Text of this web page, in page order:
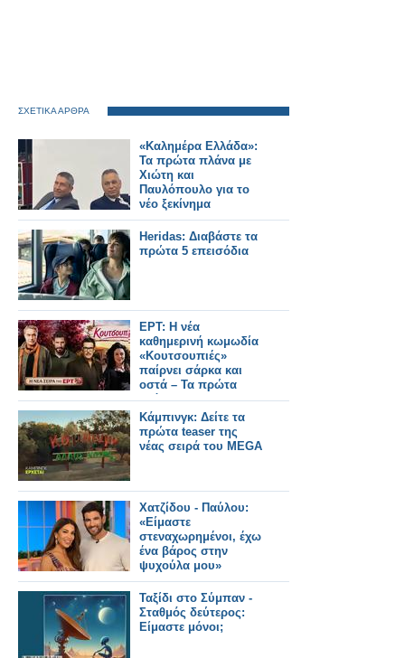
ΣΧΕΤΙΚΑ ΑΡΘΡΑ
«Καλημέρα Ελλάδα»:
Τα πρώτα πλάνα με
Χιώτη και
Παυλόπουλο για το
νέο ξεκίνημα
Heridas: Διαβάστε τα
πρώτα 5 επεισόδια
ΕΡΤ: Η νέα
καθημερινή κωμωδία
«Κουτσουπιές»
παίρνει σάρκα και
οστά – Τα πρώτα
ονόματα του καστ
Κάμπινγκ: Δείτε τα
πρώτα teaser της
νέας σειρά του MEGA
Χατζίδου - Παύλου:
«Είμαστε
στεναχωρημένοι, έχω
ένα βάρος στην
ψυχούλα μου»
Ταξίδι στο Σύμπαν -
Σταθμός δεύτερος:
Είμαστε μόνοι;